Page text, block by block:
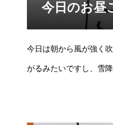
今日のお昼
今日は朝から風が強く
がるみたいですし、雪